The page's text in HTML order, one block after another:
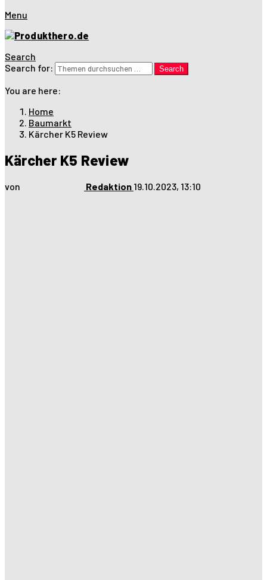
Menu
Search
Search for:
Search
You are here:
Home
Baumarkt
Kärcher K5 Review
Kärcher K5 Review
von Redaktion 19.10.2023, 13:10